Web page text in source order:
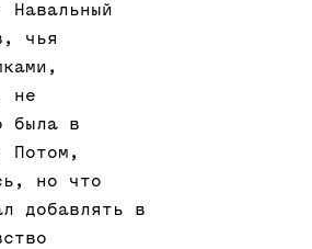
чья
не
была в
Потом,
но что
добавлять в